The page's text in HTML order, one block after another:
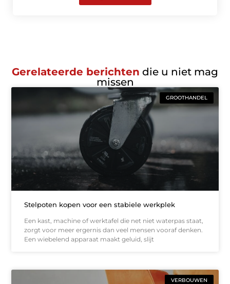
Gerelateerde berichten die u niet mag
missen
GROOTHANDEL
Stelpoten kopen voor een stabiele werkplek
Een kast, machine of werktafel die net niet waterpas staat,
zorgt voor meer ergernis dan veel mensen vooraf denken.
Een wiebelend apparaat maakt geluid, slijt
VERBOUWEN